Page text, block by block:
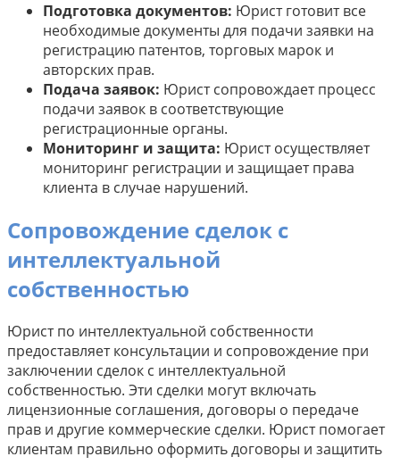
Подготовка документов: Юрист готовит все
необходимые документы для подачи заявки на
регистрацию патентов, торговых марок и
авторских прав.
Подача заявок: Юрист сопровождает процесс
подачи заявок в соответствующие
регистрационные органы.
Мониторинг и защита: Юрист осуществляет
мониторинг регистрации и защищает права
клиента в случае нарушений.
Сопровождение сделок с
интеллектуальной
собственностью
Юрист по интеллектуальной собственности
предоставляет консультации и сопровождение при
заключении сделок с интеллектуальной
собственностью. Эти сделки могут включать
лицензионные соглашения, договоры о передаче
прав и другие коммерческие сделки. Юрист помогает
клиентам правильно оформить договоры и защитить